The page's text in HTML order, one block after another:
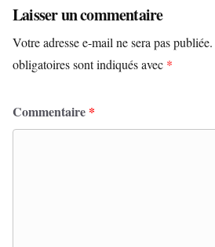
Laisser un commentaire
Votre adresse e-mail ne sera pas publiée.
obligatoires sont indiqués avec *
Commentaire *